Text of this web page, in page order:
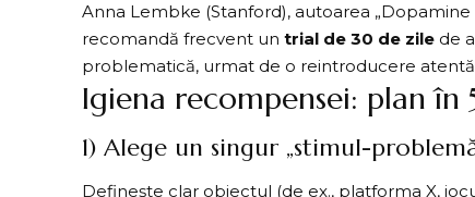
Anna Lembke (Stanford), autoarea
recomandă frecvent untrial de 30 de zile de
problematică, urmat de o reintroducere atentă
Igiena recompensei: plan în
1) Alege un singur „stimul-
Definește clar obiectul (de ex., platforma X,